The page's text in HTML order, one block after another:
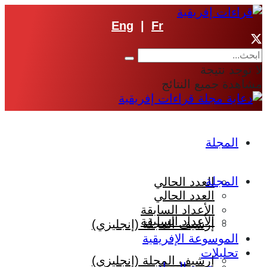
Eng Fr
لا توجد نتيجة
مشاهدة جميع النتائج
المجلة
العدد الحالي
الأعداد السابقة
إرشيف المجلة (إنجليزي)
المجلة
العدد الحالي
الأعداد السابقة
إرشيف المجلة (إنجليزي)
الموسوعة الإفريقية
تحليلات